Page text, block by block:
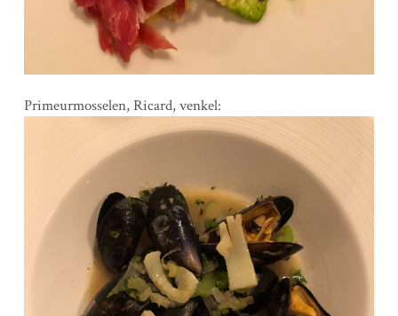
Primeurmosselen, Ricard, venkel: